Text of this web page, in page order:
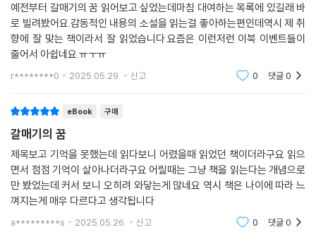
예전부터 갈매기의 꿈 읽어보고 싶었는데마침 대여하는 목록에 있길래 바
로 빌려봤어요.감동적인 내용의 소설을 읽는걸 좋아하는편인데역시 제 취
향에 잘 맞는 책이라서 잘 읽었습니다.요즘은 이런저런 이북 이벤트들이
줄어서 아쉽네요.ㅠㅜㅠ
r********0 2025.05.29. 신고 0 댓글0
eBook 구매
갈매기의 꿈
제목보고 기억을 못했는데 읽다보니 어렸을때 읽었던 책이더라구요 읽으
면서 점점 기억이 살아나더라구요 어릴때는 그냥 책을 읽는다는 개념으로
만 봤었는데 커서 보니 오히려 와닿는게 많네요 역시 책은 나이에 따라 느
껴지는게 매우 다르다고 생각됩니다
a*********s 2025.05.26. 신고 0 댓글0